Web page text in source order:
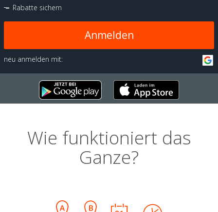
Rabatte sichern
Anmelden
neu anmelden mit:
Wie funktioniert das
Ganze?